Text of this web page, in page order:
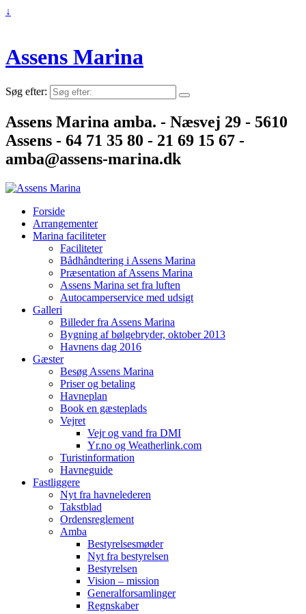
↓
Assens Marina
Søg efter:
Assens Marina amba. - Næsvej 29 - 5610
Assens - 64 71 35 80 - 21 69 15 67 -
amba@assens-marina.dk
Forside
Arrangementer
Marina faciliteter
Faciliteter
Bådhåndtering i Assens Marina
Præsentation af Assens Marina
Assens Marina set fra luften
Autocamperservice med udsigt
Galleri
Billeder fra Assens Marina
Bygning af bølgebryder, oktober 2013
Havnens dag 2016
Gæster
Besøg Assens Marina
Priser og betaling
Havneplan
Book en gæsteplads
Vejret
Vejr og vand fra DMI
Yr.no og Weatherlink.com
Turistinformation
Havneguide
Fastliggere
Nyt fra havnelederen
Takstblad
Ordensreglement
Amba
Bestyrelsesmøder
Nyt fra bestyrelsen
Bestyrelsen
Vision – mission
Generalforsamlinger
Regnskaber